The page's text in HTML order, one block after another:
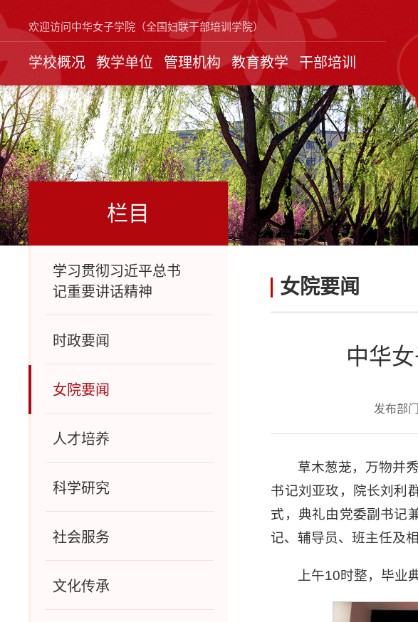
欢迎访问中华女子学院（全国妇联干部培训学院）
学校概况 教学单位 管理机构 教育教学 干部培训
栏目
学习贯彻习近平总书
记重要讲话精神
时政要闻
女院要闻
人才培养
科学研究
社会服务
文化传承
女院要闻
中华
发布部
草木葱茏，万物并
书记刘亚玫，院长刘利
式，典礼由党委副书记
记、辅导员、班主任及
上午10时整，毕业